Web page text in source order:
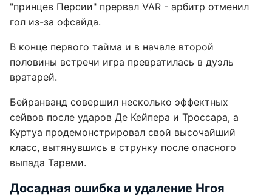
"принцев Персии" прервал VAR - арбитр отменил
гол из-за офсайда.
В конце первого тайма и в начале второй
половины встречи игра превратилась в дуэль
вратарей.
Бейранванд совершил несколько эффектных
сейвов после ударов Де Кейпера и Троссара, а
Куртуа продемонстрировал свой высочайший
класс, вытянувшись в струнку после опасного
выпада Тареми.
Досадная ошибка и удаление Нгоя